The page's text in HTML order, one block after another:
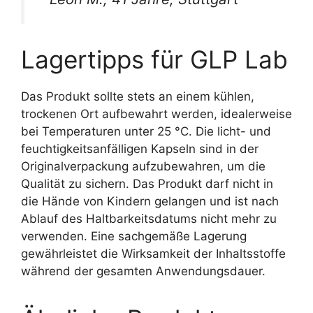
Lagertipps für GLP Lab
Das Produkt sollte stets an einem kühlen,
trockenen Ort aufbewahrt werden, idealerweise
bei Temperaturen unter 25 °C. Die licht- und
feuchtigkeitsanfälligen Kapseln sind in der
Originalverpackung aufzubewahren, um die
Qualität zu sichern. Das Produkt darf nicht in
die Hände von Kindern gelangen und ist nach
Ablauf des Haltbarkeitsdatums nicht mehr zu
verwenden. Eine sachgemäße Lagerung
gewährleistet die Wirksamkeit der Inhaltsstoffe
während der gesamten Anwendungsdauer.